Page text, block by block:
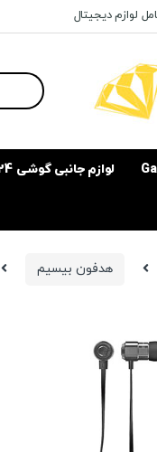
Search
for:
لوازم جانبی گوشی Galaxy S24
هدفون بیسیم